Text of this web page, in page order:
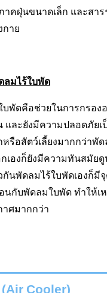
าคฝุ่นขนาดเล็ก และสาร
กาย
ลมไร้ใบพัด
บพัดคือช่วยในการกรอง
และยังมีความปลอดภัยเ
หรือสัตว์เลี้ยงมากกว่าพั
เองก็ยังมีความทันสมัยดู
นพัดลมไร้ใบพัดเองก็มี
นกับพัดลมใบพัด ทำให้เ
าศมากกว่า
Air Cooler)